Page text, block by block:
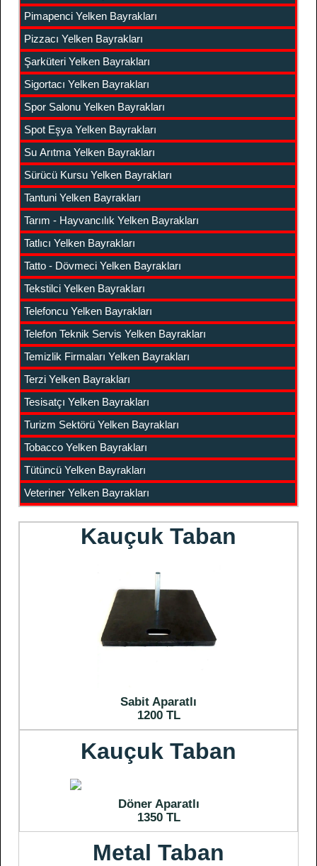
Pimapenci Yelken Bayrakları
Pizzacı Yelken Bayrakları
Şarküteri Yelken Bayrakları
Sigortacı Yelken Bayrakları
Spor Salonu Yelken Bayrakları
Spot Eşya Yelken Bayrakları
Su Arıtma Yelken Bayrakları
Sürücü Kursu Yelken Bayrakları
Tantuni Yelken Bayrakları
Tarım - Hayvancılık Yelken Bayrakları
Tatlıcı Yelken Bayrakları
Tatto - Dövmeci Yelken Bayrakları
Tekstilci Yelken Bayrakları
Telefoncu Yelken Bayrakları
Telefon Teknik Servis Yelken Bayrakları
Temizlik Firmaları Yelken Bayrakları
Terzi Yelken Bayrakları
Tesisatçı Yelken Bayrakları
Turizm Sektörü Yelken Bayrakları
Tobacco Yelken Bayrakları
Tütüncü Yelken Bayrakları
Veteriner Yelken Bayrakları
Kauçuk Taban
Sabit Aparatlı
1200 TL
Kauçuk Taban
Döner Aparatlı
1350 TL
Metal Taban